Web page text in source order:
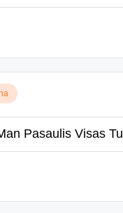
Pasaulis Visas Tu